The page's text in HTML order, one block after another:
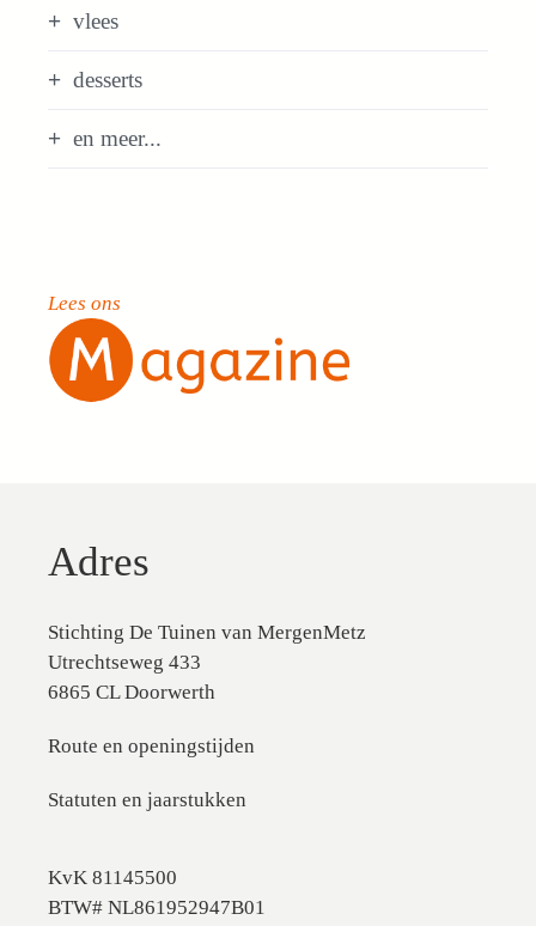
vlees
desserts
en meer...
Lees ons
Adres
Stichting De Tuinen van MergenMetz
Utrechtseweg 433
6865 CL Doorwerth
Route en openingstijden
Statuten en jaarstukken
KvK 81145500
BTW# NL861952947B01